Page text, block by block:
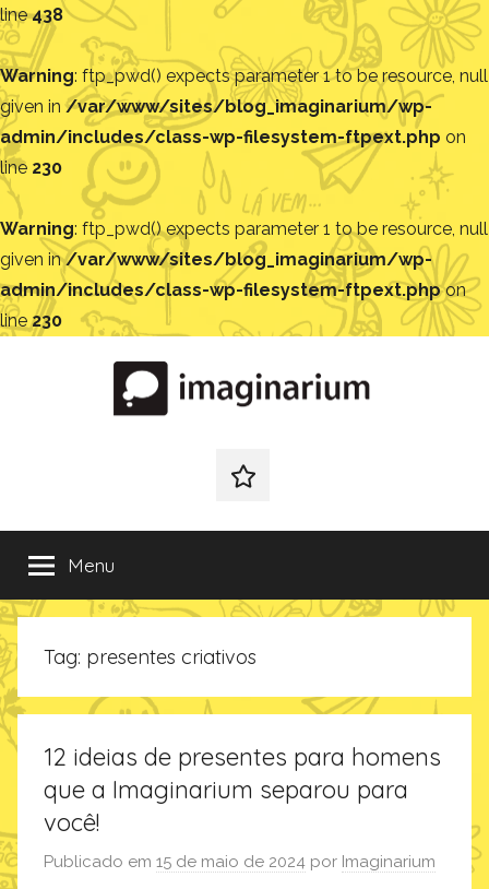
line438
Warning: ftp_pwd() expects parameter 1 to be resource, null
given in /var/www/sites/blog_imaginarium/wp-
admin/includes/class-wp-filesystem-ftpext.php on
line 230
Warning: ftp_pwd() expects parameter 1 to be resource, null
given in/var/www/sites/blog_imaginarium/wp-
admin/includes/class-wp-filesystem-ftpext.phpon
line230
Imaginarium
de
presentes
Blog
Imaginarium
redes
Menu
Tag: presentes criativos
12 ideias de presentes para homens
que a Imaginarium separou para
você!
Publicado em 15 de maio de 2024 por Imaginarium